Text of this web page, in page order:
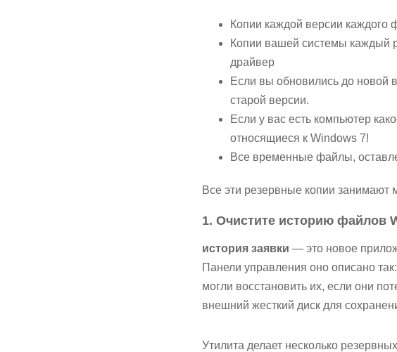
Копии каждой версии каждого
Копии вашей системы каждый
драйвер
Если вы обновились до новой
старой версии.
Если у вас есть компьютер
относящиеся к Windows 7!
Все временные файлы,
Все эти резервные копии занимают
1. Очистите историю файлов
история заявки — это новое
Панели управления оно описано
могли восстановить их, если они
внешний жесткий диск для
Утилита делает несколько